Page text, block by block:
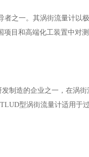
之一。其涡街流量计以
目和高端化工装置中对
制造的企业之一，在涡
型涡街流量计适用